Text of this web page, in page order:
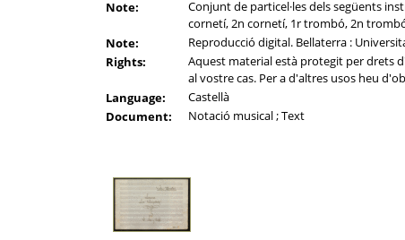
Note:
Conjunt de particel·les dels següents
cornetí, 2n cornetí, 1r trombó, 2n
Note:
Reproducció digital. Bellaterra :
Rights:
Aquest material està protegit per drets
al vostre cas. Per a d'altres usos heu
Language:
Castellà
Document:
Notació musical ; Text